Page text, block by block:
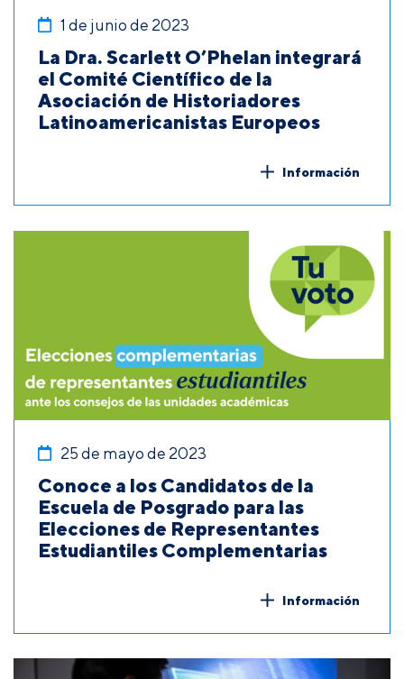
1 de junio de 2023
La Dra. Scarlett O’Phelan integrará
el Comité Científico de la
Asociación de Historiadores
Latinoamericanistas Europeos
Información
25 de mayo de 2023
Conoce a los Candidatos de la
Escuela de Posgrado para las
Elecciones de Representantes
Estudiantiles Complementarias
Información